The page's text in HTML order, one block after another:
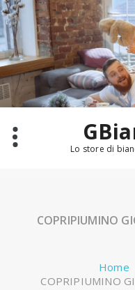
Salta
al
contenuto
Lo store di
COPRIPIUMINO
Home
COPRIPIUMINO